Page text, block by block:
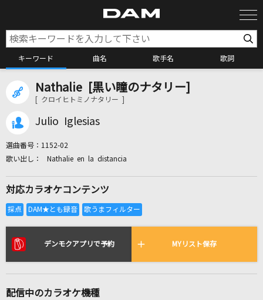
キーワード 曲名 歌手名 歌詞
カラオケ検索
全国りれき
リアルタイムで歌われている曲の一覧
Nathalie [黒い瞳のナタリー]
[ クロイヒトミノナタリー ]
Julio Iglesias
選曲番号： 1152-02
Nathalie en la distancia
対応カラオケコンテンツ
デンモクアプリで予約 MYリスト保存
配信中のカラオケ機種